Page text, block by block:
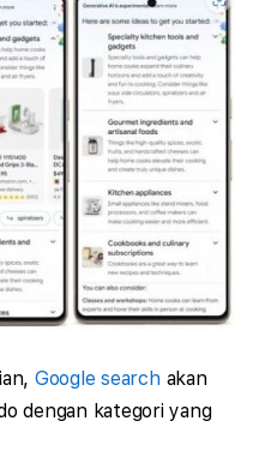
Google search akan
dengan kategori yang